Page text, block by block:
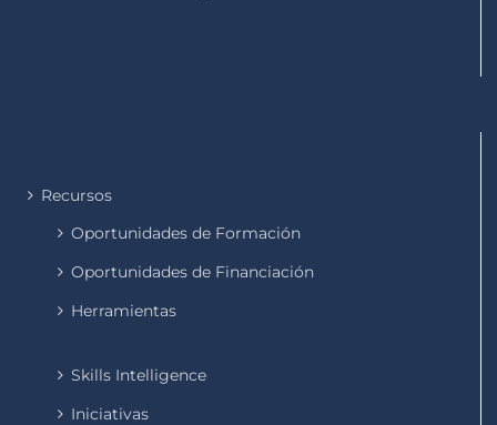
Recursos
Oportunidades de Formación
Oportunidades de Financiación
Herramientas
Skills Intelligence
Iniciativas